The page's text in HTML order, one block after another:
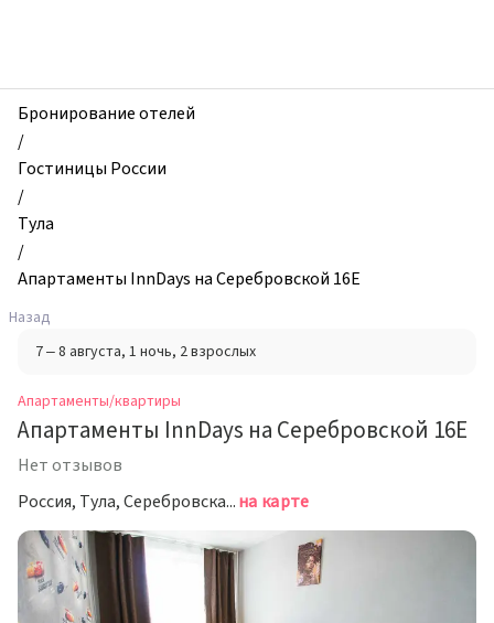
и
квартиры,
Апартаменты
InnDays
на
Серебровской
16Е,
Тула,
Россия
Бронирование отелей
/
Гостиницы России
/
Тула
/
Апартаменты InnDays на Серебровской 16Е
Назад
7 – 8 августа, 1 ночь, 2 взрослых
Апартаменты/квартиры
Апартаменты InnDays на Серебровской 16Е
Нет отзывов
Россия, Тула, Серебровская улица, 16Ена карте